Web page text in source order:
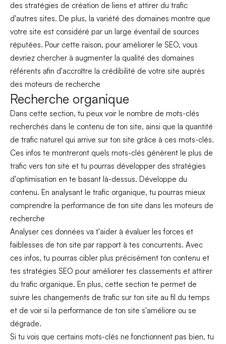
des stratégies de création de liens et attirer du trafic
d'autres sites. De plus, la variété des domaines montre que
votre site est considéré par un large éventail de sources
réputées. Pour cette raison, pour améliorer le SEO, vous
devriez chercher à augmenter la qualité des domaines
référents afin d'accroître la crédibilité de votre site auprès
des moteurs de recherche
Recherche organique
Dans cette section, tu peux voir le nombre de mots-clés
recherchés dans le contenu de ton site, ainsi que la quantité
de trafic naturel qui arrive sur ton site grâce à ces mots-clés.
Ces infos te montreront quels mots-clés génèrent le plus de
trafic vers ton site et tu pourras développer des stratégies
d'optimisation en te basant là-dessus. Développe du
contenu. En analysant le trafic organique, tu pourras mieux
comprendre la performance de ton site dans les moteurs de
recherche
Analyser ces données va t'aider à évaluer les forces et
faiblesses de ton site par rapport à tes concurrents. Avec
ces infos, tu pourras cibler plus précisément ton contenu et
tes stratégies SEO pour améliorer tes classements et attirer
du trafic organique. En plus, cette section te permet de
suivre les changements de trafic sur ton site au fil du temps
et de voir si la performance de ton site s'améliore ou se
dégrade.
Si tu vois que certains mots-clés ne fonctionnent pas bien, tu